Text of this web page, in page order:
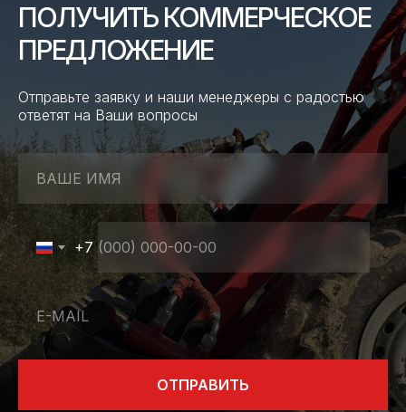
ПОЛУЧИТЬ КОММЕРЧЕСКОЕ
ПРЕДЛОЖЕНИЕ
Отправьте заявку и наши менеджеры с радостью
ответят на Ваши вопросы
ВАШЕ ИМЯ
+7
E-MAIL
ОТПРАВИТЬ